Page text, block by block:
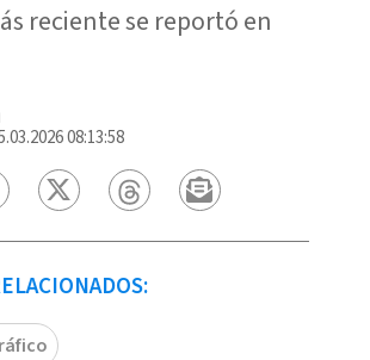
reciente se reportó en
08:13:58